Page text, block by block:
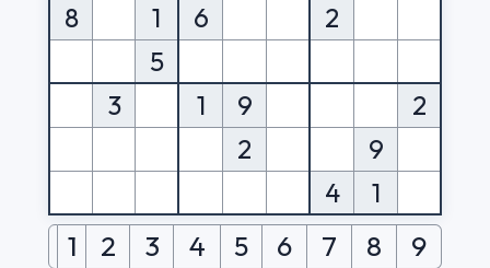
8
1 6
2
5
3
1 9
2
2
9
4
1
1 2 3 4 5 6 7 8 9